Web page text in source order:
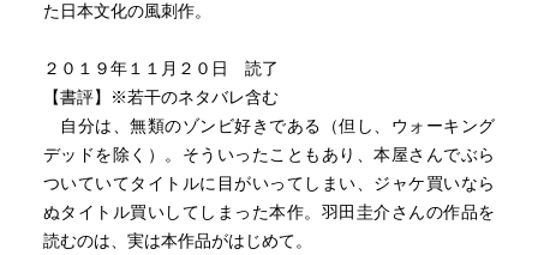
た日本文化の風刺作。
２０１９年１１月２０日 読了
【書評】※若干のネタバレ含む
自分は、無類のゾンビ好きである（但し、ウォーキング
デッドを除く）。そういったこともあり、本屋さんでぶら
ついていてタイトルに目がいってしまい、ジャケ買いなら
ぬタイトル買いしてしまった本作。羽田圭介さんの作品を
読むのは、実は本作品がはじめて。